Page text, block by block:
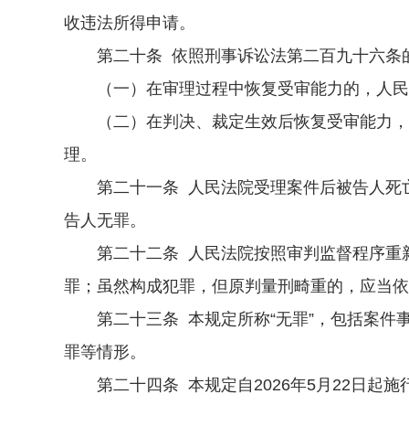
收违法所得申请。
第二十条 依照刑事诉讼法第二百九十六条
（一）在审理过程中恢复受审能力的，人民
（二）在判决、裁定生效后恢复受审能力，
理。
第二十一条 人民法院受理案件后被告人死
告人无罪。
第二十二条 人民法院按照审判监督程序重
罪；虽然构成犯罪，但原判量刑畸重的，应当
第二十三条 本规定所称“无罪”，包括案件
罪等情形。
第二十四条 本规定自2026年5月22日起施